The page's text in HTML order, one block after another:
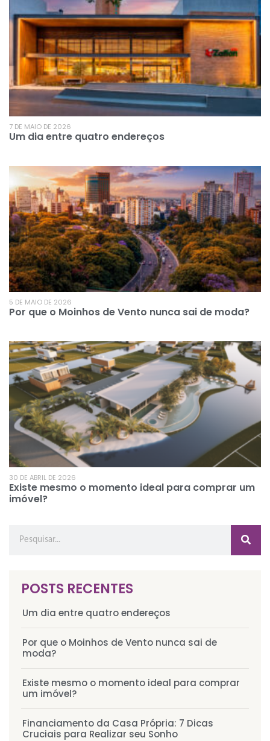
POSTS RECENTES
Um dia entre quatro endereços
Por que o Moinhos de Vento nunca sai de
moda?
Existe mesmo o momento ideal para comprar
um imóvel?
Financiamento da Casa Própria: 7 Dicas
Cruciais para Realizar seu Sonho
7 DE MAIO DE 2026
Um dia entre quatro endereços
5 DE MAIO DE 2026
Por que o Moinhos de Vento nunca sai de moda?
30 DE ABRIL DE 2026
Existe mesmo o momento ideal para comprar um
imóvel?